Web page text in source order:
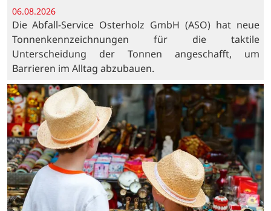
06.08.2026
Die Abfall-Service Osterholz GmbH (ASO) hat neue
Tonnenkennzeichnungen für die taktile
Unterscheidung der Tonnen angeschafft, um
Barrieren im Alltag abzubauen.